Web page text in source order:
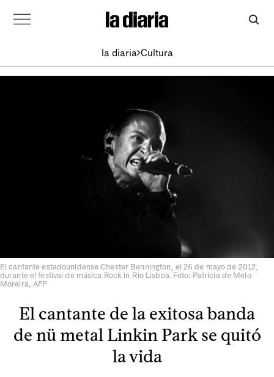
la diaria Cultura
El cantante estadounidense Chester Bennington, el 26 de mayo de 2012,
durante el festival de música Rock in Rio Lisboa. Foto: Patricia de Melo
Moreira, AFP
El cantante de la exitosa banda
de nü metal Linkin Park se quitó
la vida